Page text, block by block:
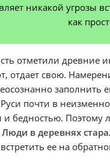
никакой угрозы
как
отметили древние
отдает свою.
заполнить
почти в
бедностью. Поэтому
Люди в деревнях
ее на